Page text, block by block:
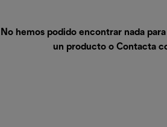
No hemos podido encontrar nada
un producto o Contacta